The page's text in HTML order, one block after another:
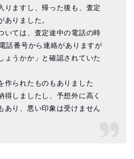
りますし、帰った後も、査定
ありました。
いては、査定途中の電話の時
話番号から連絡がありますが
ょうかか」と確認されていた
作られたものもありました
得しましたし、予想外に高く
あり、悪い印象は受けません